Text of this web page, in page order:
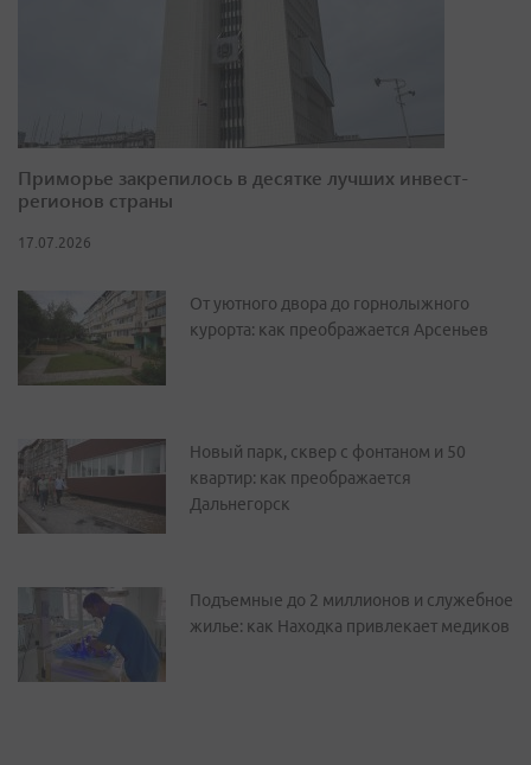
Приморье закрепилось в десятке лучших инвест-
регионов страны
17.07.2026
От уютного двора до горнолыжного
курорта: как преображается Арсеньев
Новый парк, сквер с фонтаном и 50
квартир: как преображается
Дальнегорск
Подъемные до 2 миллионов и служебное
жилье: как Находка привлекает медиков